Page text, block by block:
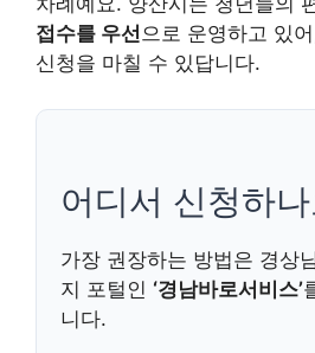
접수를 우선으로 운영하고 있
신청을 마칠 수 있답니다.
어디서 신청하
가장 권장하는 방법은 경상
지 포털인 ‘경남바로서비스’
니다.